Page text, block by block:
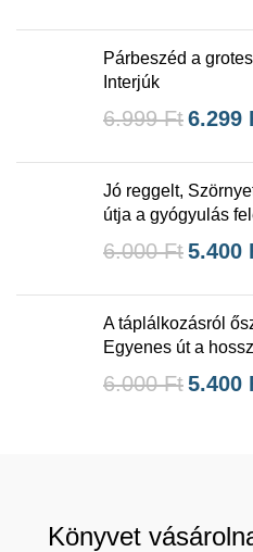
Párbeszéd a
Interjúk
6.999Ft6.299
Jó reggelt,
útja a gyógyulás
6.000Ft5.400
A táplálkozásról
Egyenes út a
6.000Ft5.400
Könyvet